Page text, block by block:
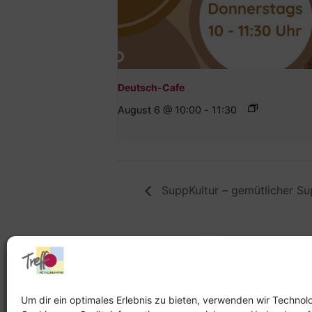
Um dir ein optimales Erlebnis zu bieten, verwenden wir
Deutsch-Cafe
August 6 @ 10:00 - 11:30
SuppKultur – gemütlicher
Stadtteilhaus
Tel.:09131-9232777 Tel.: Telefon: